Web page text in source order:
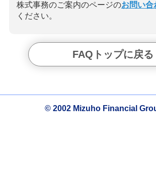
株式事務のご案内のページのお問い合
ください。
FAQトップに戻る
© 2002 Mizuho Financial